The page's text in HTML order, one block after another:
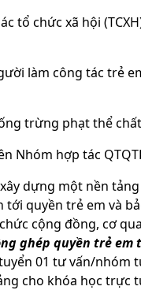
tổ chức xã hội
làm công tác trẻ
trừng phạt thể
Nhóm hợp tác
dựng một nền
quyền trẻ em và
cộng đồng, cơ
ghép quyền trẻ
01 tư vấn/nhóm
cho khóa học trực